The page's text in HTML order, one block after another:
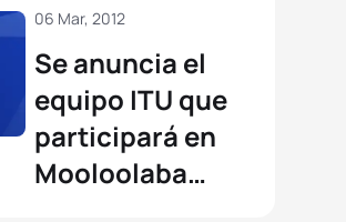
ITU
Se anuncia el
equipo ITU que
participará en
Mooloolaba
06 Mar, 2012